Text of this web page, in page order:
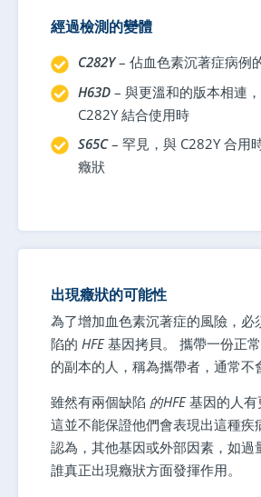
經過檢測的變體
C282Y– 佔血色素沉著症病例
H63D– 與更溫和的版本相連
C282Y 結合使用時
S65C– 罕見，與 C282Y 合用
癥狀
出現癥狀的可能性
為了增加血色素沉著症的風險，必
陷的 HFE基因拷貝。 攜帶一份正
的副本的人，稱為攜帶者，通常不
雖然有兩個缺陷 的HFE基因的人有
這並不能保證他們會表現出這種疾
認為，其他基因或外部因素，如過
誰真正出現癥狀方面發揮作用。